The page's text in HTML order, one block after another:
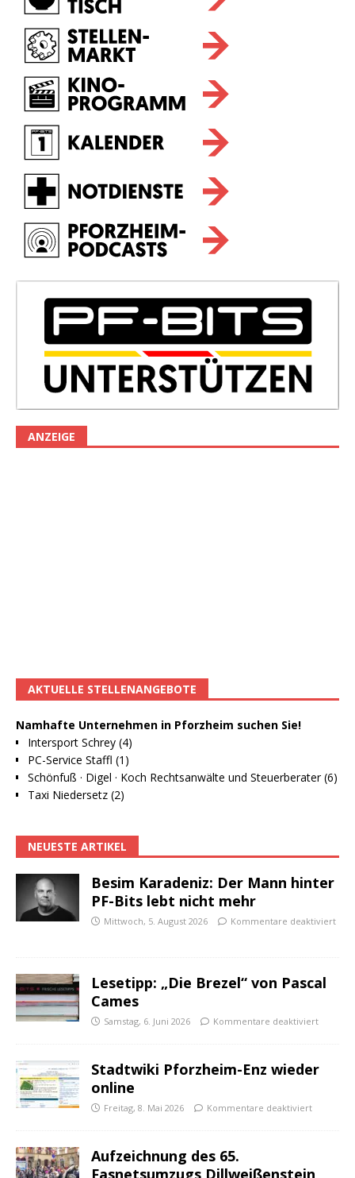
ANZEIGE
AKTUELLE STELLENANGEBOTE
Namhafte Unternehmen in Pforzheim suchen Sie!
Intersport Schrey (4)
PC-Service Staffl (1)
Schönfuß · Digel · Koch Rechtsanwälte und Steuerberater (6)
Taxi Niedersetz (2)
NEUESTE ARTIKEL
Besim Karadeniz: Der Mann hinter
PF-Bits lebt nicht mehr
Mittwoch, 5. August 2026 Kommentare deaktiviert
Lesetipp: „Die Brezel“ von Pascal
Cames
Samstag, 6. Juni 2026 Kommentare deaktiviert
Stadtwiki Pforzheim-Enz wieder
online
Freitag, 8. Mai 2026 Kommentare deaktiviert
Aufzeichnung des 65.
Fasnetsumzugs Dillweißenstein